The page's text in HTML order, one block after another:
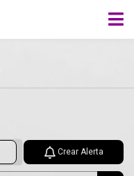
Crear Alerta